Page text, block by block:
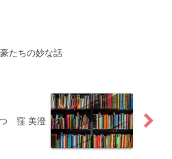
の...
たちの妙な話
窪 美澄